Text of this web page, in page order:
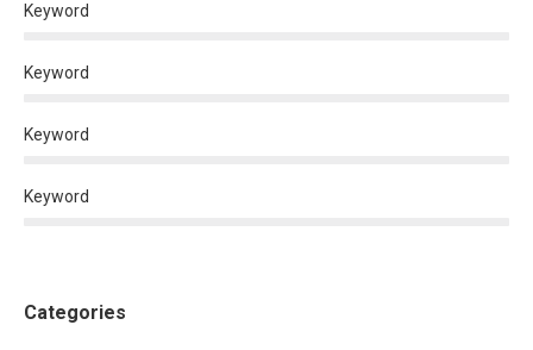
Keyword
Keyword
Keyword
Keyword
Categories